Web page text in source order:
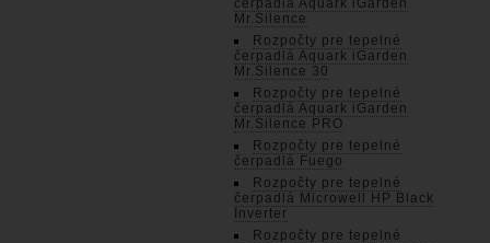
čerpadlá Aquark iGarden
Mr.Silence
Rozpočty pre tepelné
čerpadlá Aquark iGarden
Mr.Silence 30
Rozpočty pre tepelné
čerpadlá Aquark iGarden
Mr.Silence PRO
Rozpočty pre tepelné
čerpadlá Fuego
Rozpočty pre tepelné
čerpadlá Microwell HP Black
Inverter
Rozpočty pre tepelné